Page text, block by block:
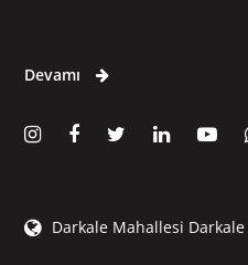
Devamı
Darkale Mahallesi